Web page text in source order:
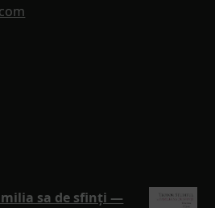
sa de sfinți —